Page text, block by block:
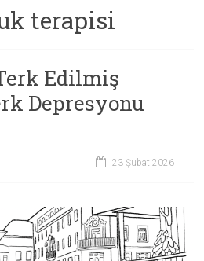
terapisi
Edilmiş
Depresyonu
23 Şubat 2026